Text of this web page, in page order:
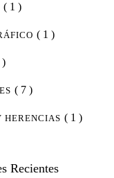
( 1 )
( 1 )
)
( 7 )
HERENCIAS ( 1 )
Recientes